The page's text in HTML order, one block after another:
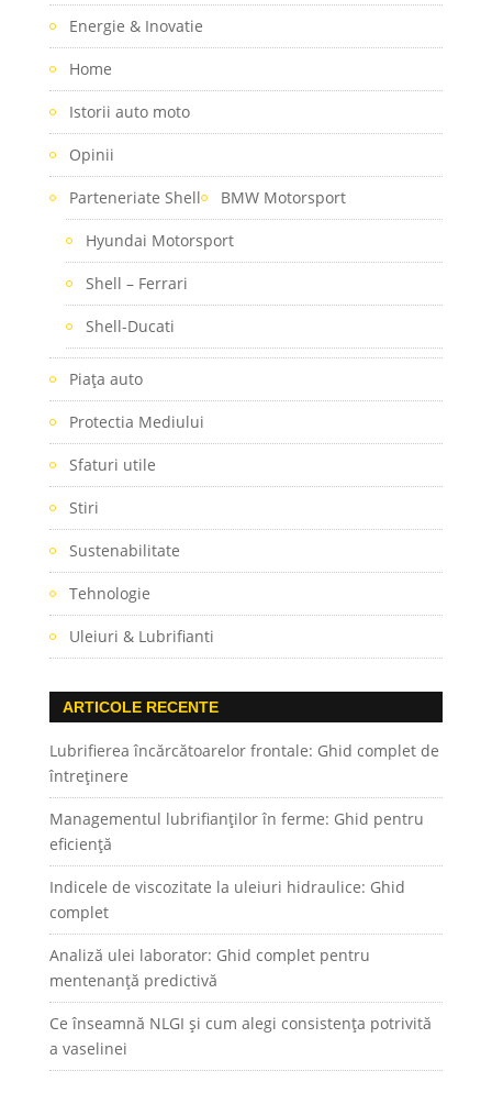
Energie & Inovatie
Home
Istorii auto moto
Opinii
Parteneriate Shell BMW Motorsport
Hyundai Motorsport
Shell – Ferrari
Shell-Ducati
Piaţa auto
Protectia Mediului
Sfaturi utile
Stiri
Sustenabilitate
Tehnologie
Uleiuri & Lubrifianti
ARTICOLE RECENTE
Lubrifierea încărcătoarelor frontale: Ghid complet de
întreținere
Managementul lubrifianților în ferme: Ghid pentru
eficiență
Indicele de viscozitate la uleiuri hidraulice: Ghid
complet
Analiză ulei laborator: Ghid complet pentru
mentenanță predictivă
Ce înseamnă NLGI și cum alegi consistența potrivită
a vaselinei